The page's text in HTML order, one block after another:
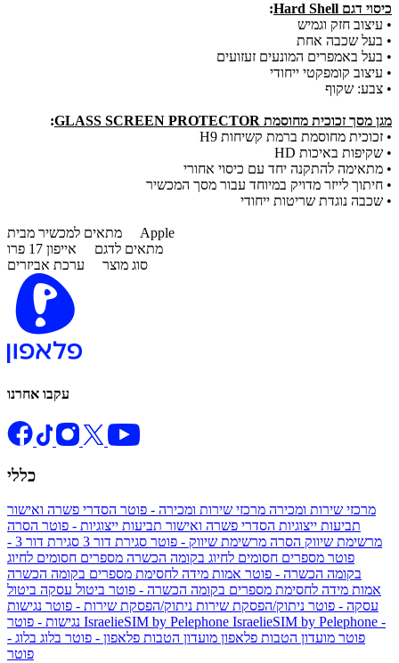
כיסוי דגם Hard Shell
:
• עיצוב חזק וגמיש
• בעל שכבה אחת
​• בעל באמפרים המונעים זעזועים
• עיצוב קומפקטי ייחודי
• צבע: שקוף
מגן מסך זכוכית מחוסמת GLASS SCREEN PROTECTOR
:
• זכוכית מחוסמת ברמת קשיחות H9
• שקיפות באיכות HD
• מתאימה להתקנה יחד עם כיסוי אחורי
• חיתוך לייזר מדויק במיוחד עבור מסך המכשיר
• שכבה נוגדת שריטות ייחודי
מתאים למכשיר מבית Apple
מתאים לדגם אייפון 17 פרו
סוג מוצר ערכת אביזרים
עקבו אחרנו
כללי
מרכזי שירות ומכירה מרכזי שירות ומכירה - פוטר הסדרי פשרה ואישור
תביעות ייצוגיות הסדרי פשרה ואישור תביעות ייצוגיות - פוטר הסרה
מרשימת שיווק הסרה מרשימת שיווק - פוטר סגירת דור 3
סגירת דור 3 -
פוטר מספרים חסומים לחיוג בקומה הכשרה מספרים חסומים לחיוג
בקומה הכשרה - פוטר אמות מידה לחסימת מספרים בקומה הכשרה
אמות מידה לחסימת מספרים בקומה הכשרה - פוטר ביטול עסקה ביטול
עסקה - פוטר ניתוק/הפסקת שירות ניתוק/הפסקת שירות - פוטר נגישות
IsraelieSIM by Pelephone IsraelieSIM by Pelephone -
פוטר מועדון הטבות פלאפון מועדון הטבות פלאפון - פוטר בלוג בלוג -
פוטר